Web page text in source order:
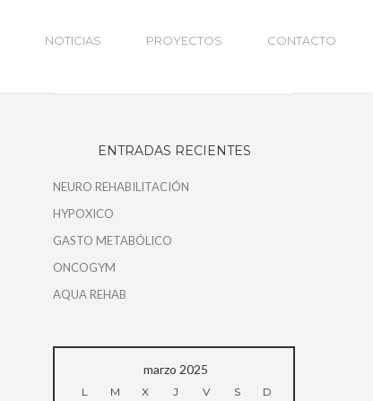
NOTICIAS PROYECTOS CONTACTO
ENTRADAS RECIENTES
NEURO REHABILITACIÓN
HYPOXICO
GASTO METABÓLICO
ONCOGYM
AQUA REHAB
marzo 2025
L M X J V S D